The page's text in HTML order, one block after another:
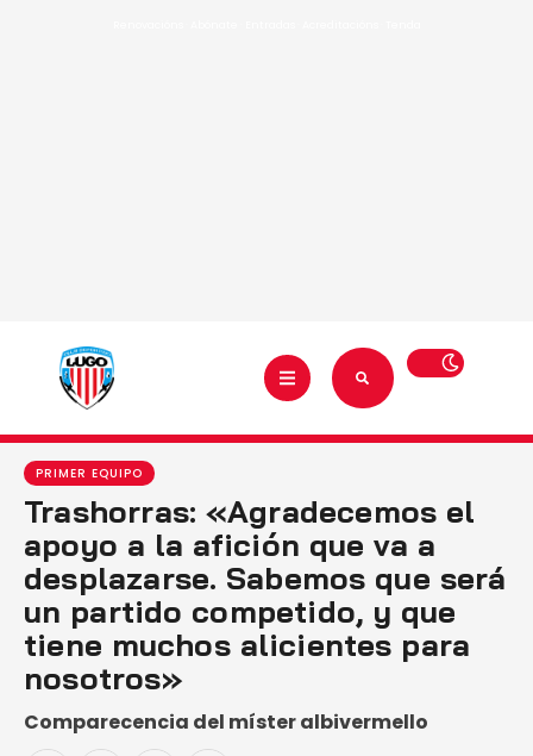
PRIMER EQUIPO
Trashorras: «Agradecemos el
apoyo a la afición que va a
desplazarse. Sabemos que será
un partido competido, y que
tiene muchos alicientes para
nosotros»
Comparecencia del míster albivermello